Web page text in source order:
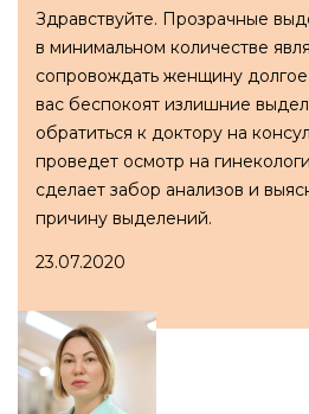
Здравствуйте. Прозрачные
в минимальном количестве
сопровождать женщину
вас беспокоят излишние
обратиться к доктору на
проведет осмотр на
сделает забор анализов и
причину выделений.
23.07.2020